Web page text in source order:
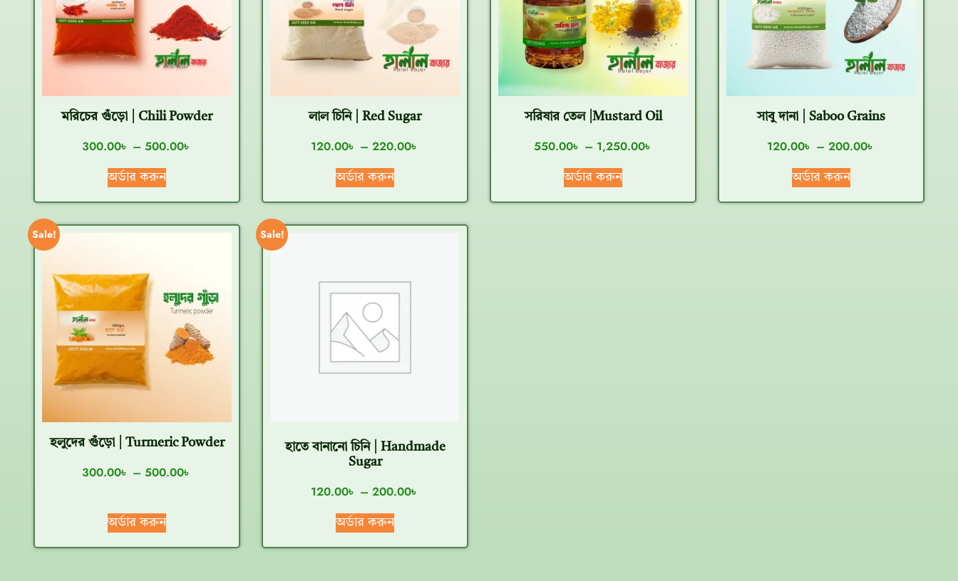
মরিচের গুঁড়ো | Chili Powder
300.00৳ – 500.00৳
অর্ডার করুন
লাল চিনি | Red Sugar
120.00৳ – 220.00৳
অর্ডার করুন
সরিষার তেল |Mustard Oil
550.00৳ – 1,250.00৳
অর্ডার করুন
সাবু দানা | Saboo Grains
120.00৳ – 200.00৳
অর্ডার করুন
Sale!
হলুদের গুঁড়ো | Turmeric Powder
300.00৳ – 500.00৳
অর্ডার করুন
Sale!
হাতে বানানো চিনি | Handmade
Sugar
120.00৳ – 200.00৳
অর্ডার করুন